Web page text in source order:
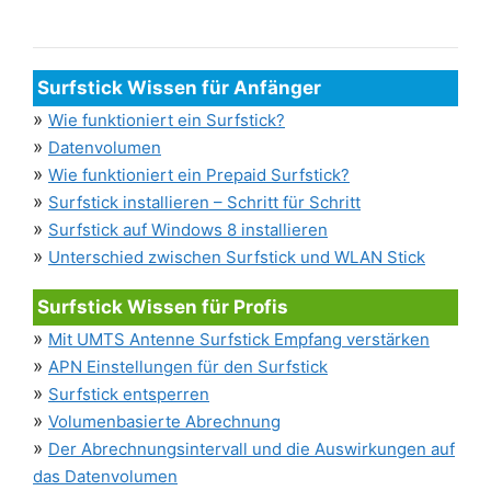
Surfstick Wissen für Anfänger
» Wie funktioniert ein Surfstick?
» Datenvolumen
» Wie funktioniert ein Prepaid Surfstick?
» Surfstick installieren – Schritt für Schritt
» Surfstick auf Windows 8 installieren
» Unterschied zwischen Surfstick und WLAN Stick
Surfstick Wissen für Profis
» Mit UMTS Antenne Surfstick Empfang verstärken
» APN Einstellungen für den Surfstick
» Surfstick entsperren
» Volumenbasierte Abrechnung
» Der Abrechnungsintervall und die Auswirkungen auf
das Datenvolumen